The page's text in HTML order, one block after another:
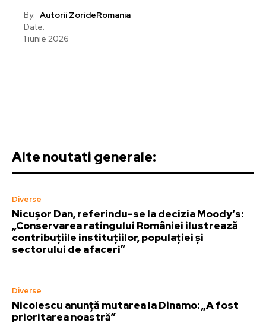
By: Autorii ZorideRomania
Date:
1 iunie 2026
Alte noutati generale:
Diverse
Nicușor Dan, referindu-se la decizia Moody’s:
„Conservarea ratingului României ilustrează
contribuțiile instituțiilor, populației și
sectorului de afaceri”
Diverse
Nicolescu anunță mutarea la Dinamo: „A fost
prioritarea noastră”